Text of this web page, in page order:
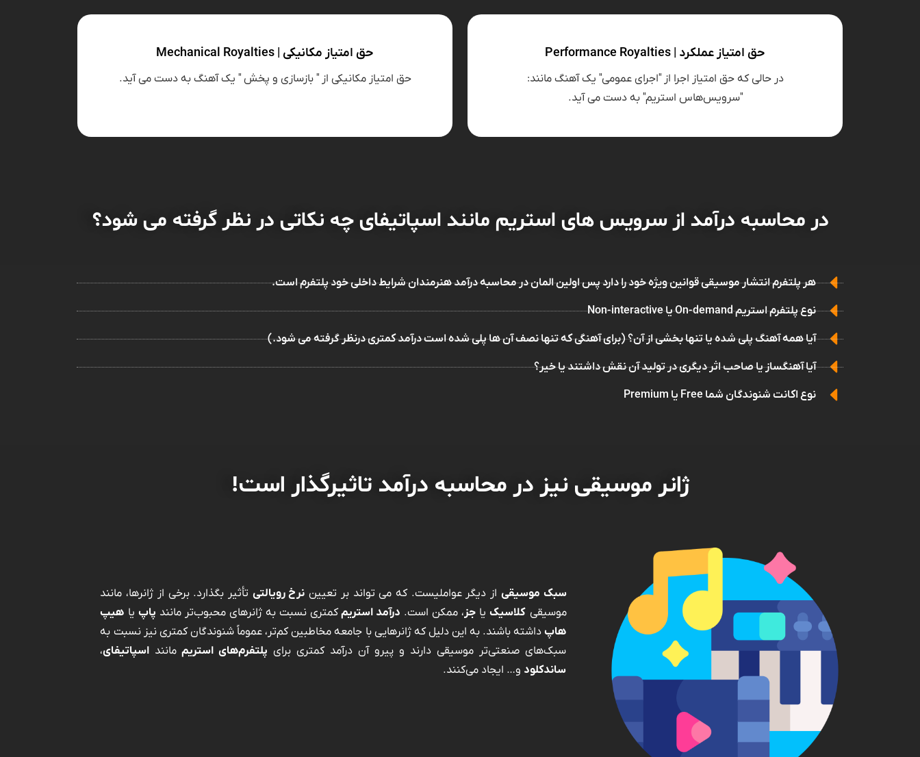
حق امتیاز عملکرد | Performance Royalties
در حالی که حق امتیاز اجرا از "اجرای عمومی" یک آهنگ مانند:
"سرویس‌هاس استریم" به دست می آید.
حق امتیاز مکانیکی | Mechanical Royalties
حق امتیاز مکانیکی از " بازسازی و پخش " یک آهنگ به دست می آید.
در محاسبه درآمد از سرویس های استریم مانند اسپاتیفای چه نکاتی در نظر گرفته می شود؟
هر پلتفرم انتشار موسیقی قوانین ویژه خود را دارد پس اولین المان در محاسبه درآمد هنرمندان شرایط داخلی خود پلتفرم است.
نوع پلتفرم استریم On-demand یا Non-interactive
آیا همه آهنگ پلی شده یا تنها بخشی از آن؟ (برای آهنگی که تنها نصف آن ها پلی شده است درآمد کمتری درنظر گرفته می شود.)
آیا آهنگساز یا صاحب اثر دیگری در تولید آن نقش داشتند یا خیر؟
نوع اکانت شنوندگان شما Free یا Premium
ژانر موسیقی نیز در محاسبه درآمد تاثیرگذار است!
سبک موسیقی از دیگر عواملیست. که می تواند بر تعیین نرخ رویالتی تأثیر بگذارد. برخی از ژانرها، مانند
موسیقی کلاسیکیا جز ، ممکن است. درآمد استریمکمتری نسبت به ژانرهای محبوب‌تر مانند پاپ یا هیپ
هاپداشته باشند. به این ‌دلیل‌ که ژانرهایی با جامعه مخاطبین کم‌تر، عموماً شنوندگان کمتری نیز نسبت به
سبک‌های صنعتی‌تر موسیقی دارند و پیرو آن درآمد کمتری برای پلتفرم‌های استریم مانند اسپاتیفای،
ساندکلود و… ایجاد می‌کنند.